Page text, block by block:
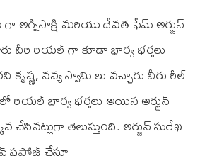
అగ్నిసాక్షి మరియు దేవత ఫేమ్ అర్జున్
వీరి రియల్ గా కూడా భార్య భర్తలు
నవ్య స్వామి లు వచ్చారు వీరు రీల్
భార్య భర్తలు అయిన అర్జున్
చేసినట్లుగా తెలుస్తుంది. అర్జున్ సురేఖ